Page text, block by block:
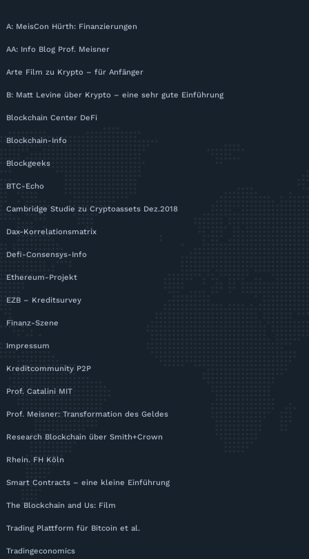
A: MeisCon Hürth: Finanzierungen
AA: Info Blog Prof. Meisner
Arte Film zu Krypto – für Anfänger
B: Matt Levine über Krypto – eine sehr gute Einführung
Blockchain Center DeFi
Blockchain-Info
Blockgeeks
BTC-Echo
Cambridge Studie zu Cryptoassets Dez.2018
Dax-Korrelationsmatrix
Defi-Consensys-Info
Ethereum-Projekt
EZB – Kreditsurvey
Finanz-Szene
Impressum
Kreditcommunity P2P
Prof. Catalini MIT
Prof. Meisner: Transformation des Geldes
Research Blockchain über Smith+Crown
Rhein. FH Köln
Smart Contracts – eine kleine Einführung
The Blockchain and Us: Film
Trading Plattform für Bitcoin et al.
Tradingeconomics